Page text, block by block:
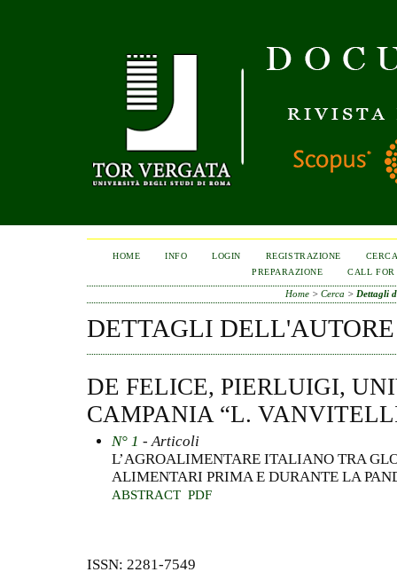
HOME INFO LOGIN REGISTRAZIONE
PREPARAZIONE
CALL FOR
Home> Cerca > Dettagli
DETTAGLI DELL'AUTORE
DE FELICE, PIERLUIGI,
CAMPANIA “L.
N° 1 - Articoli
L’AGROALIMENTARE ITALIANO TRA
ALIMENTARI PRIMA E DURANTE LA
ABSTRACT PDF
ISSN: 2281-7549